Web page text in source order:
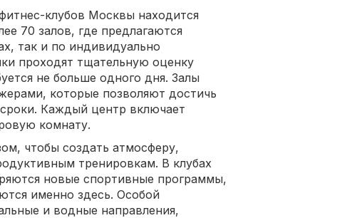
клубов Москвы находится
70 залов, где предлагаются
так и по индивидуально
проходят тщательную оценку
не больше одного дня. Залы
которые позволяют достичь
Каждый центр включает
комнату.
чтобы создать атмосферу,
тренировкам. В клубах
новые спортивные программы,
именно здесь. Особой
и водные направления,